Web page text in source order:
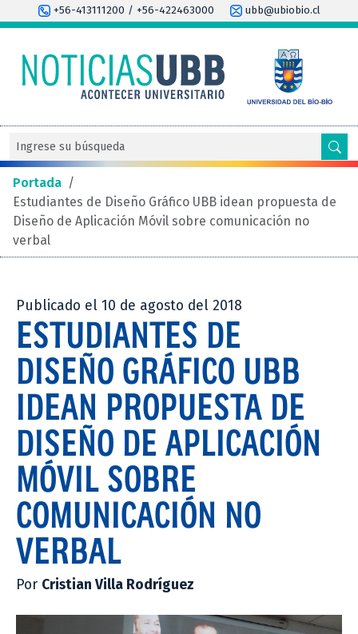
+56-413111200 / +56-422463000 ubb@ubiobio.cl
Portada /
Estudiantes de Diseño Gráfico UBB idean propuesta de
Diseño de Aplicación Móvil sobre comunicación no
verbal
Publicado el 10 de agosto del 2018
ESTUDIANTES DE
DISEÑO GRÁFICO UBB
IDEAN PROPUESTA DE
DISEÑO DE APLICACIÓN
MÓVIL SOBRE
COMUNICACIÓN NO
VERBAL
Por Cristian Villa Rodríguez